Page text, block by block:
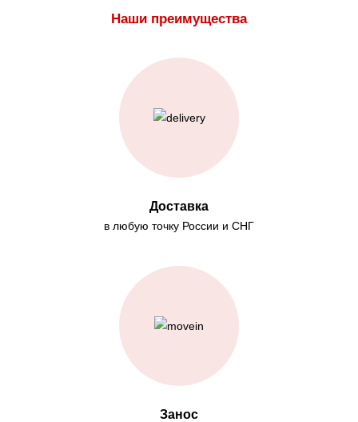
Наши преимущества
Доставка
в любую точку России и СНГ
Занос